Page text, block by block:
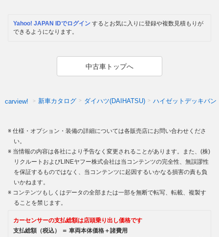
Yahoo! JAPAN IDでログイン するとお気に入りに登録や複数見積もりが
できるようになります。
中古車トップへ
carview! 新車カタログ ダイハツ(DAIHATSU) ハイゼットデッキバン
仕様・オプション・装備の詳細については各販売店にお問い合わせくださ
い。
当情報の内容は各社により予告なく変更されることがあります。また、(株)
リクルートおよびLINEヤフー株式会社は当コンテンツの完全性、無誤謬性
を保証するものではなく、当コンテンツに起因するいかなる損害の責も負
いかねます。
コンテンツもしくはデータの全部または一部を無断で転写、転載、複製す
ることを禁じます。
カーセンサーの支払総額は店頭乗り出し価格です
支払総額（税込） ＝ 車両本体価格＋諸費用